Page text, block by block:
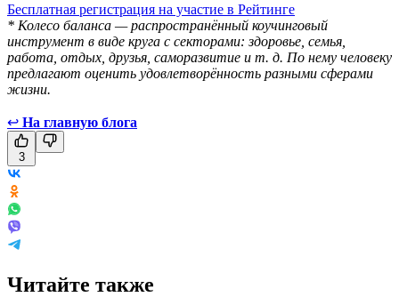
Бесплатная регистрация на участие в Рейтинге
* Колесо баланса — распространённый коучинговый
инструмент в виде круга с секторами: здоровье, семья,
работа, отдых, друзья, саморазвитие и т. д. По нему человеку
предлагают оценить удовлетворённость разными сферами
жизни.
↩ На главную блога
3
Читайте также